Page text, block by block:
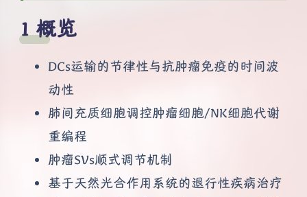
概览
DCs运输的节律性与抗肿瘤免疫的时间波
动性
肺间充质细胞调控肿瘤细胞/NK细胞代谢
重编程
肿瘤SVs顺式调节机制
基于天然光合作用系统的退行性疾病治疗